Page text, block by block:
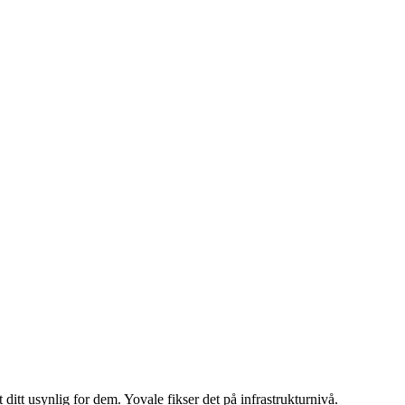
usynlig for dem. Yovale fikser det på infrastrukturnivå.